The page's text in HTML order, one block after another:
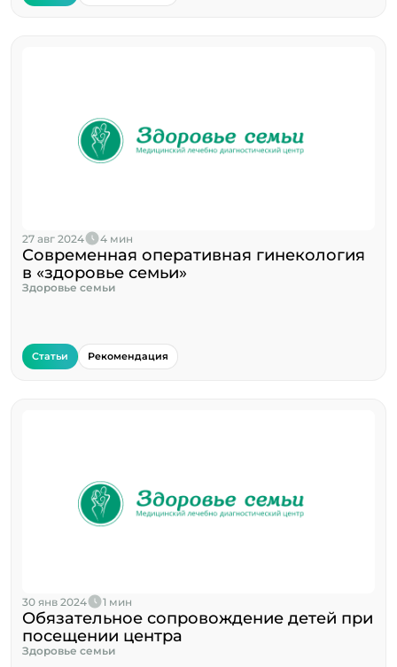
27 авг 2024 4 мин
Современная оперативная гинекология
в «здоровье семьи»
Здоровье семьи
Статьи Рекомендация
30 янв 2024 1 мин
Обязательное сопровождение детей при
посещении центра
Здоровье семьи